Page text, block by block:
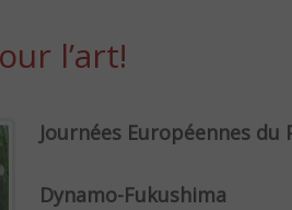
l’art!
Journées Européennes
Dynamo-Fukushima